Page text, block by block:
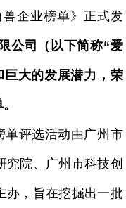
企业榜单》正式发
公司（以下简称“爱
大的发展潜力，荣
单评选活动由广州市
究院、广州市科技创
办，旨在挖掘出一批